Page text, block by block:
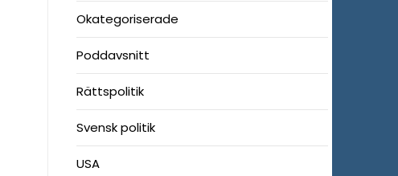
Okategoriserade
Poddavsnitt
Rättspolitik
Svensk politik
USA